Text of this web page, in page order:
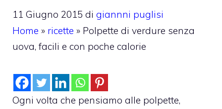
11 Giugno 2015 di giannni puglisi
Home » ricette » Polpette di verdure senza
uova, facili e con poche calorie
Ogni volta che pensiamo alle polpette,